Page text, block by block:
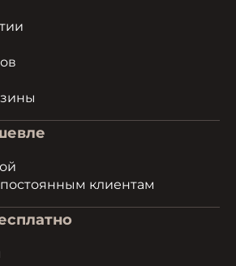
клиентам